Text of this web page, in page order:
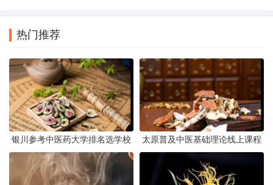
热门推荐
银川参考中医药大学排名选学校 太原普及中医基础理论线上课程